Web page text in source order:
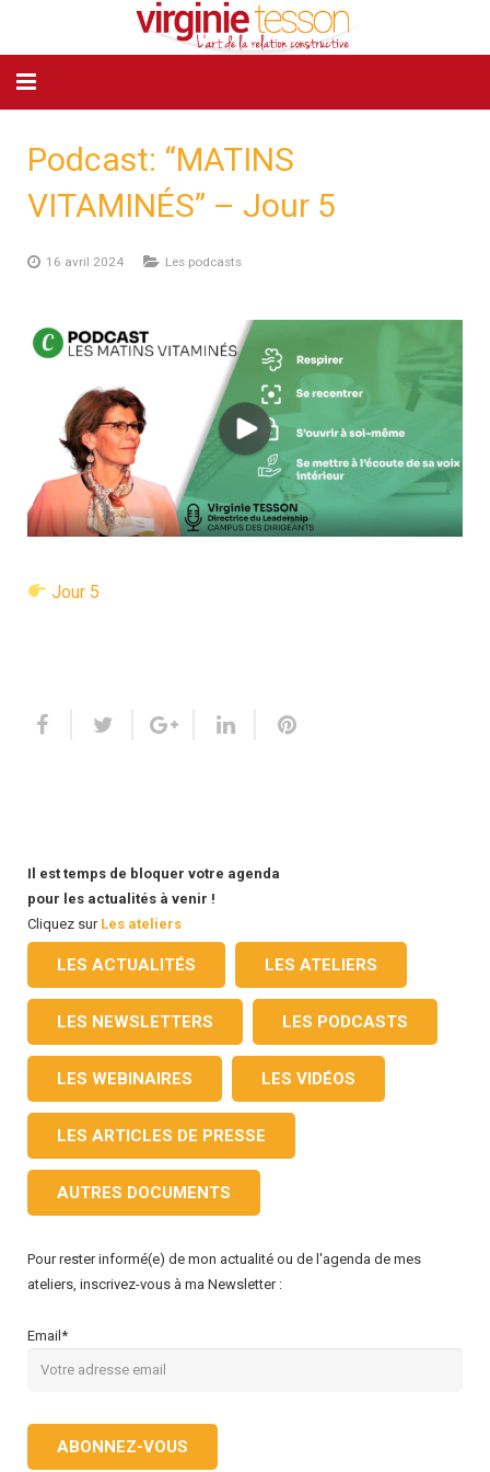
TÉMOIGNAGES
ATELIERS
PUBLICATIONS / MÉDIAS
CONTACT
Podcast: “MATINS
VITAMINÉS” – Jour 5
16 avril 2024 Les podcasts
Jour 5
Il est temps de bloquer votre agenda
pour les actualités à venir !
Cliquez sur Les ateliers
LES ACTUALITÉS LES ATELIERS
LES NEWSLETTERS LES PODCASTS
LES WEBINAIRES LES VIDÉOS
LES ARTICLES DE PRESSE
AUTRES DOCUMENTS
Pour rester informé(e) de mon actualité ou de l'agenda de mes
ateliers, inscrivez-vous à ma Newsletter :
Email*